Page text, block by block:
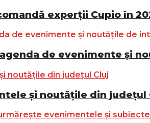
experții Cupio în
de evenimente și
și noutățile din județul